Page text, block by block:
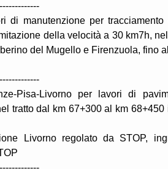
manutenzione per tracciamento
della velocità a 30 km7h,
del Mugello e Firenzuola, fino
Pisa-Livorno per lavori di
tratto dal km 67+300 al km
Livorno regolato da STOP,